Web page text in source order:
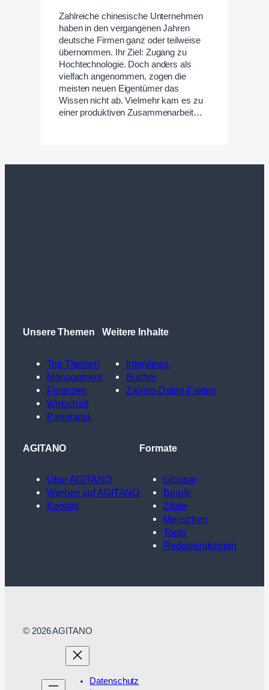
Zahlreiche chinesische Unternehmen
haben in den vergangenen Jahren
deutsche Firmen ganz oder teilweise
übernommen. Ihr Ziel: Zugang zu
Hochtechnologie. Doch anders als
vielfach angenommen, zogen die
meisten neuen Eigentümer das
Wissen nicht ab. Vielmehr kam es zu
einer produktiven Zusammenarbeit…
Unsere Themen
Top Themen
Management
Finanzen
Wirtschaft
Panorama
Weitere Inhalte
Interviews
Bücher
Zahlen-Daten-Fakten
AGITANO
Über AGITANO
Werben auf AGITANO
Kontakt
Formate
Glossar
Berufe
Zitate
Menschen
Tools
Redewendungen
© 2026 AGITANO
Datenschutz